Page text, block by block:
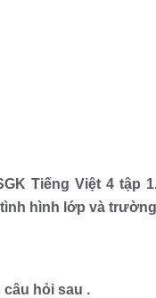
Tiếng Việt 4 tập
hình lớp và
câu hỏi sau .